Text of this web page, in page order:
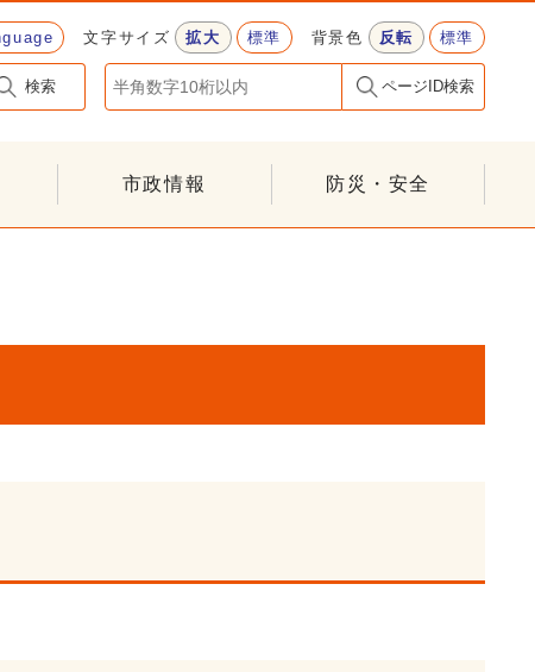
文字サイズ 拡大 標準 背景色 反転 標準
検索 ページID検索
市政情報 防災・安全